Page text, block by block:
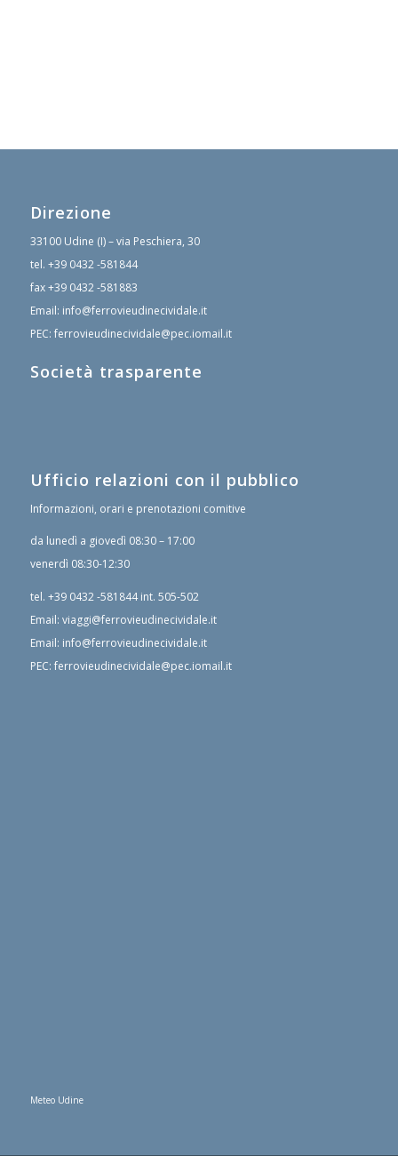
Direzione
33100 Udine (I) – via Peschiera, 30
tel. +39 0432 -581844
fax+39 0432 -581883
Email: info@ferrovieudinecividale.it
PEC: ferrovieudinecividale@pec.iomail.it
Società trasparente
Ufficio relazioni con il pubblico
Informazioni, orari e prenotazioni comitive
da lunedì a giovedì 08:30 – 17:00
venerdì 08:30-12:30
tel. +39 0432 -581844int. 505-502
Email: viaggi@ferrovieudinecividale.it
Email: info@ferrovieudinecividale.it
PEC: ferrovieudinecividale@pec.iomail.it
Meteo Udine